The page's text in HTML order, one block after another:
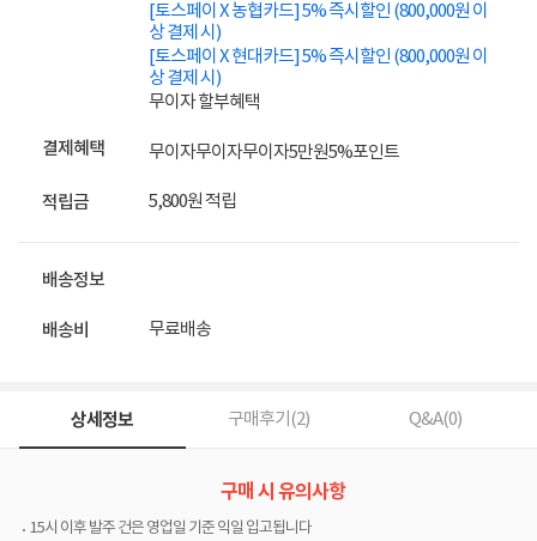
[토스페이 X 농협카드] 5% 즉시할인 (800,000원 이
상 결제 시)
[토스페이 X 현대카드] 5% 즉시할인 (800,000원 이
상 결제 시)
무이자 할부혜택
결제혜택 무이자무이자무이자5만원5%포인트
적립금 5,800원 적립
배송정보
배송비 무료배송
상세정보 구매후기(2) Q&A(0)
구매 시 유의사항
15시 이후 발주 건은 영업일 기준 익일 입고됩니다